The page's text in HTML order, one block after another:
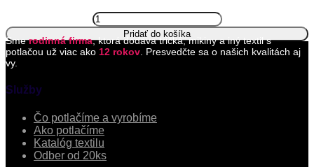
Tričko
Infinity
quantity
Pridať do košíka
Smerodinná firma, ktorá dodáva tričká, mikiny a iný textil s
potlačou už viac ako 12 rokov . Presvedčte sa o našich kvalitách aj
vy.
Služby
Čo potlačíme a vyrobíme
Ako potlačíme
Katalóg textilu
Odber od 20ks